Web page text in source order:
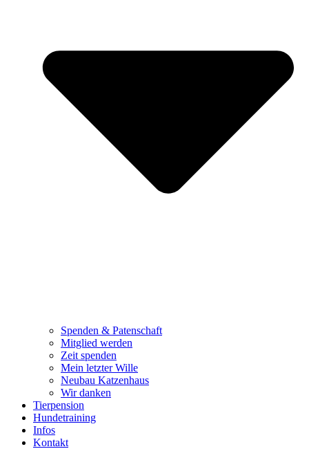
Spenden & Patenschaft
Mitglied werden
Zeit spenden
Mein letzter Wille
Neubau Katzenhaus
Wir danken
Tierpension
Hundetraining
Infos
Kontakt